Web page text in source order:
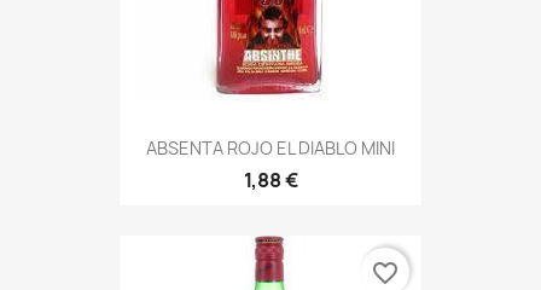
ABSENTA ROJO EL DIABLO MINI
1,88 €
favorite_border